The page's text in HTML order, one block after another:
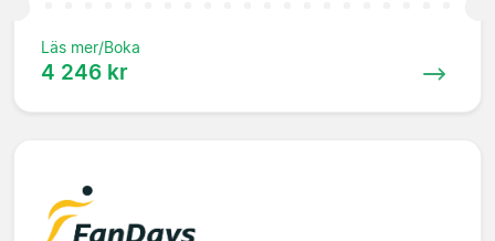
Läs mer/Boka
4 246 kr